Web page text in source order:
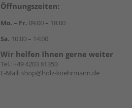
Öffnungszeiten:
Mo. – Fr. 09:00 – 18:00
Sa. 10:00 – 14:00
Wir helfen Ihnen gerne weiter
Tel.: +49 4203 81350
E-Mail: shop@holz-koehrmann.de